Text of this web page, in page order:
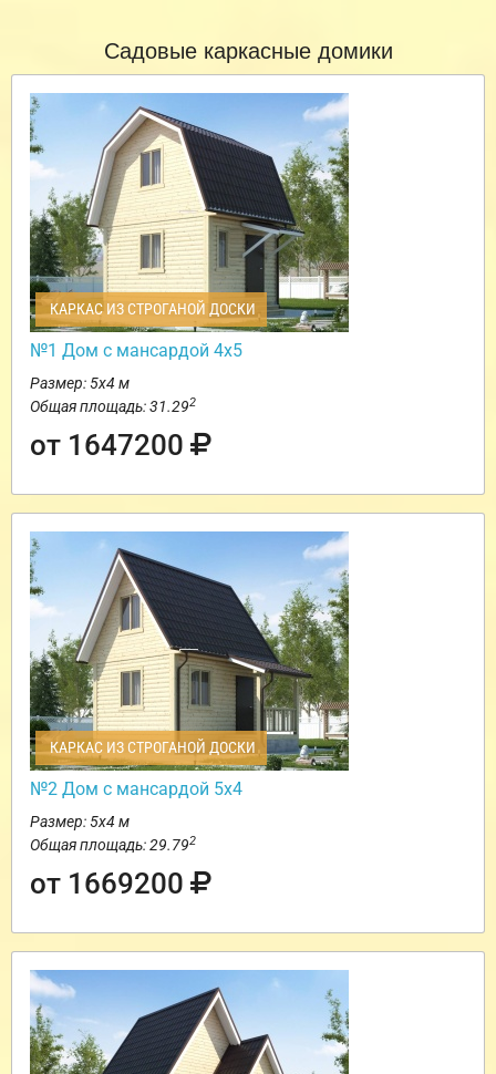
Садовые каркасные домики
КАРКАС ИЗ СТРОГАНОЙ ДОСКИ
№1 Дом с мансардой 4х5
Размер: 5х4 м
Общая площадь: 31.292
от 1647200
КАРКАС ИЗ СТРОГАНОЙ ДОСКИ
№2 Дом с мансардой 5х4
Размер: 5х4 м
Общая площадь: 29.792
от 1669200